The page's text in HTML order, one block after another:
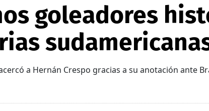
goleadores
a Hernán Crespo gracias a su anotación ante